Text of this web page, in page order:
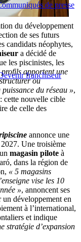
de presse
franchiseur
du développement
de ses futurs
candidats néophytes,
a décidé de
les piscinistes, les
profils apportent une
ou
du réseau »,
cette nouvelle cible
de celle des
annonce une
Une troisième
magasin pilote à
dans la région de
« 5 magasins
vise les 10
», annoncent ses
développement en
à l’international,
et indique
stratégie d’expansion